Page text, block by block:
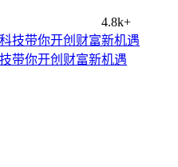
4.8k+
带你开创财富新机遇